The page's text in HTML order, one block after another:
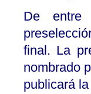
De entre
final. La
nombrado
publicará